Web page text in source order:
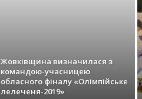
Жовківщина визначилася з
командою-учасницею
обласного фіналу «Олімпійське
лелеченя-2019»